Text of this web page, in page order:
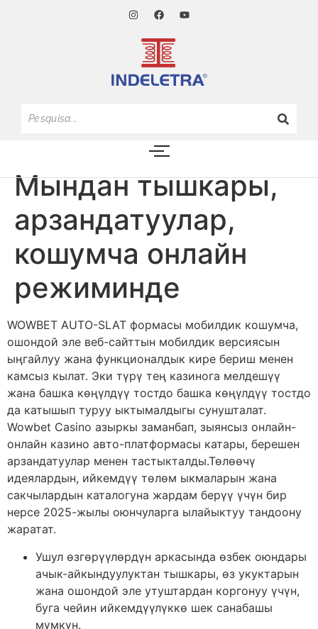
Мындан тышкары,
арзандатуулар,
кошумча онлайн
режиминде
WOWBET AUTO-SLAT формасы мобилдик кошумча,
ошондой эле веб-сайттын мобилдик версиясын
ыңгайлуу жана функционалдык кире бериш менен
камсыз кылат. Эки түрү тең казинога мелдешүү
жана башка көңүлдүү тостдо башка көңүлдүү тостдо
да катышып туруу ыктымалдыгы сунушталат.
Wowbet Casino азыркы заманбап, зыянсыз онлайн-
онлайн казино авто-платформасы катары, берешен
арзандатуулар менен тастыкталды.Төлөөчү
идеялардын, ийкемдүү төлөм ыкмаларын жана
сакчылардын каталогуна жардам берүү үчүн бир
нерсе 2025-жылы оюнчуларга ылайыктуу тандоону
жаратат.
Ушул өзгөрүүлөрдүн аркасында өзбек оюндары
ачык-айкындуулуктан тышкары, өз укуктарын
жана ошондой эле утуштардан коргонуу үчүн,
буга чейин ийкемдүүлүккө шек санабашы
мүмкүн.